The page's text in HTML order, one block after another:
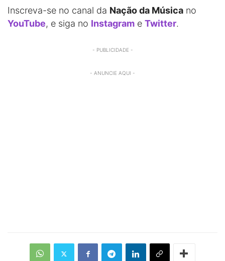
Inscreva-se no canal da Nação da Música no
YouTube, e siga no Instagram e Twitter.
- PUBLICIDADE -
- ANUNCIE AQUI -